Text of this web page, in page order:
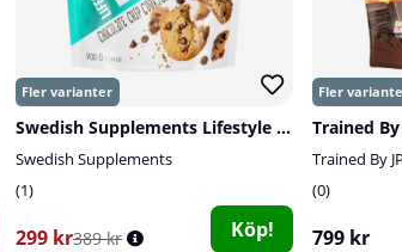
Swedish Supplements Lifestyle Whey, 900 g
Swedish Supplements
1
299 kr389 kr Köp!
Trained By JP
0
799 kr